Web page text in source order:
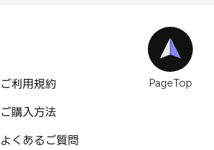
PageTop
ご利用規約
ご購入方法
よくあるご質問